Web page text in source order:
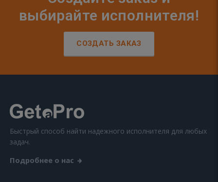
выбирайте исполнителя!
СОЗДАТЬ ЗАКАЗ
Быстрый способ найти надежного исполнителя для любых
задач.
Подробнее о нас